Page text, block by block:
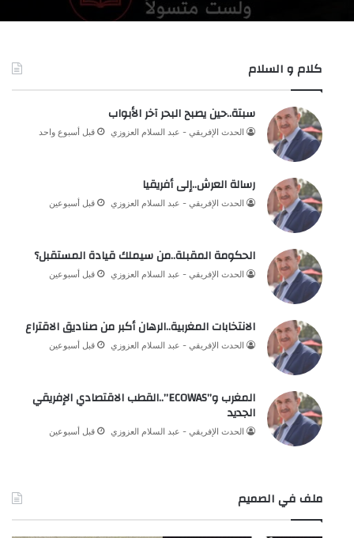
كلام و السلام
سبتة..حين يصبح البحر آخر الأبواب
الحدث الإفريقي - عبد السلام العزوزي قبل أسبوع واحد
رسالة العرش..إلى أفريقيا
الحدث الإفريقي - عبد السلام العزوزي قبل أسبوعين
الحكومة المقبلة..من سيملك قيادة المستقبل؟
الحدث الإفريقي - عبد السلام العزوزي قبل أسبوعين
الانتخابات المغربية..الرهان أكبر من صناديق الاقتراع
الحدث الإفريقي - عبد السلام العزوزي قبل أسبوعين
المغرب و”ECOWAS”..القطب الاقتصادي الإفريقي
الجديد
الحدث الإفريقي - عبد السلام العزوزي قبل أسبوعين
ملف في الصميم